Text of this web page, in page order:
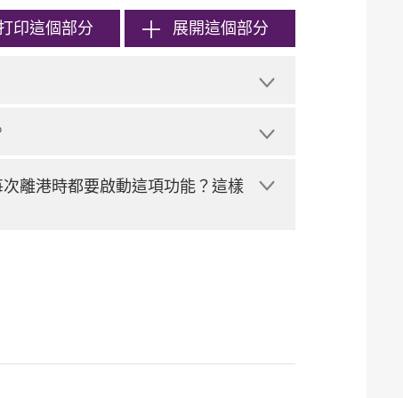
印這個部分 展開這個部分
離港時都要啟動這項功能？這樣